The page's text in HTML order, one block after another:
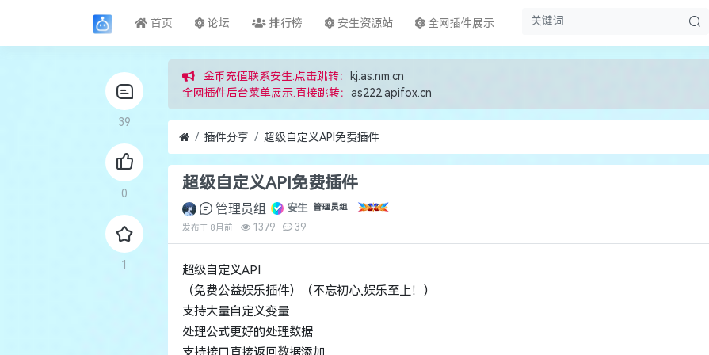
首页 论坛 排行榜 安生资源站 全网插件展示
39
0
1
金币充值联系安生.点击跳转：
kj.as.nm.cn
全网插件后台菜单展示.直接跳转： as222.apifox.cn
插件分享 超级自定义API免费插件
超级自定义API免费插件
管理员组 安生 管理员组
发布于 8月前 1379 39
超级自定义API
（免费公益娱乐插件）（不忘初心,娱乐至上！）
支持大量自定义变量
处理公式更好的处理数据
支持接口直接返回数据添加